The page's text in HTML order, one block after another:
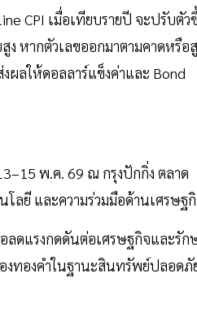
CPI เมื่อเทียบรายปี จะปรับตัว
ง หากตัวเลขออกมาตามคาดหรือ
ผลให้ดอลลาร์แข็งค่าและ Bond
พ.ค. 69 ณ กรุงปักกิ่ง ตลาด
โลยี และความร่วมมือด้านเศรษฐ
ลดแรงกดดันต่อเศรษฐกิจและรัก
งทองคำในฐานะสินทรัพย์ปลอดภั